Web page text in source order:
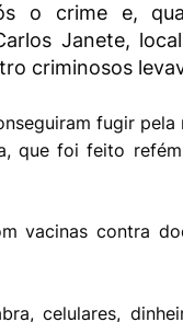
o crime e,
Janete,
criminosos
fugir pela
que foi feito
vacinas contra
celulares,